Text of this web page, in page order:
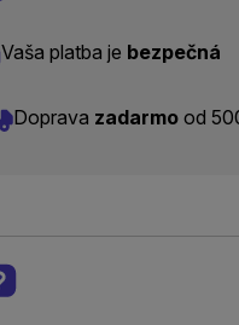
Vaša platba je bezpečná
Doprava zadarmo od